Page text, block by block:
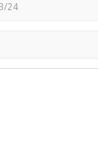
24